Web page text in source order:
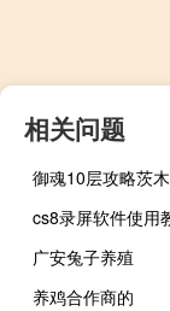
相关问题
御魂10层攻略茨木
广安兔子养殖
养鸡合作商的